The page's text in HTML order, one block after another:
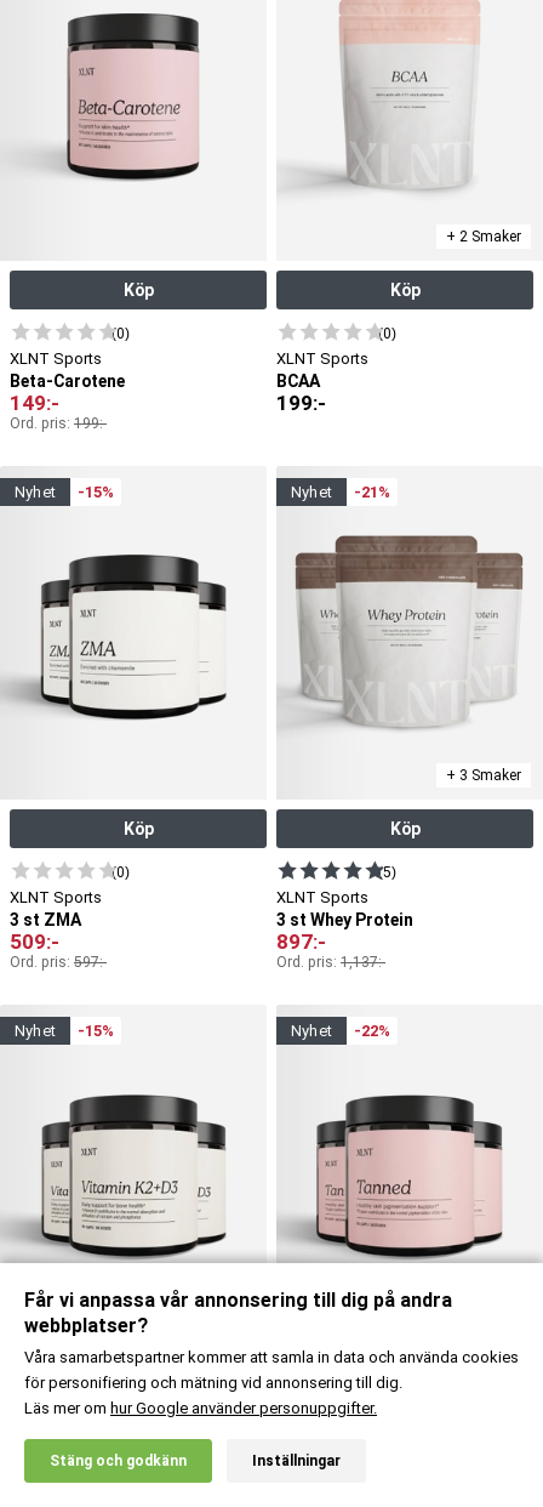
Köp
(0)
XLNT Sports
Beta-Carotene
149:-
Ord. pris: 199:-
+ 2 Smaker
Köp
(0)
XLNT Sports
BCAA
199:-
nyhet -15%
Köp
(0)
XLNT Sports
3 st ZMA
509:-
Ord. pris: 597:-
nyhet -21%
+ 3 Smaker
Köp
(5)
XLNT Sports
3 st Whey Protein
897:-
Ord. pris: 1,137:-
nyhet -15%
Köp
(1)
XLNT Sports
3 st Vitamin K2+D3
509:-
nyhet -22%
Köp
3 st Tanned
20% RABATT!
X
Får vi anpassa vår annonsering till dig på andra
webbplatser?
Våra samarbetspartner kommer att samla in data och använda cookies
för personifiering och mätning vid annonsering till dig.
Läs mer om hur Google använder personuppgifter.
Stäng och godkänn Inställningar